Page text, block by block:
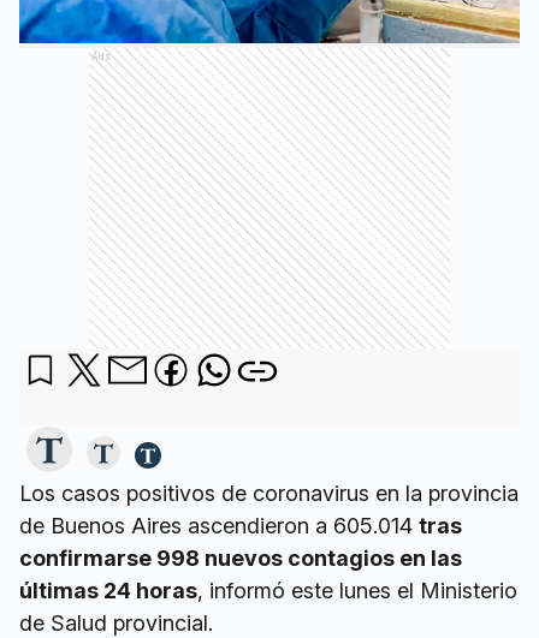
Ads
Los casos positivos de coronavirus en la provincia
de Buenos Aires ascendieron a 605.014 tras
confirmarse 998 nuevos contagios en las
últimas 24 horas, informó este lunes el Ministerio
de Salud provincial.